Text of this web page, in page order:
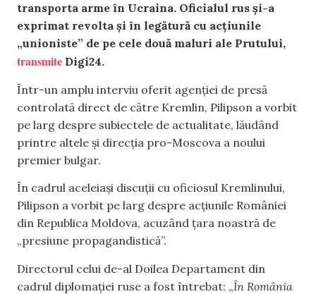
transporta arme în Ucraina. Oficialul rus și-a
exprimat revolta și în legătură cu acțiunile
„unioniste” de pe cele două maluri ale Prutului,
transmite Digi24.
Într-un amplu interviu oferit agenției de presă
controlată direct de către Kremlin, Pilipson a vorbit
pe larg despre subiectele de actualitate, lăudând
printre altele și direcția pro-Moscova a noului
premier bulgar.
În cadrul aceleiași discuții cu oficiosul Kremlinului,
Pilipson a vorbit pe larg despre acțiunile României
din Republica Moldova, acuzând țara noastră de
„presiune propagandistică”.
Directorul celui de-al Doilea Departament din
cadrul diplomației ruse a fost întrebat: „În România